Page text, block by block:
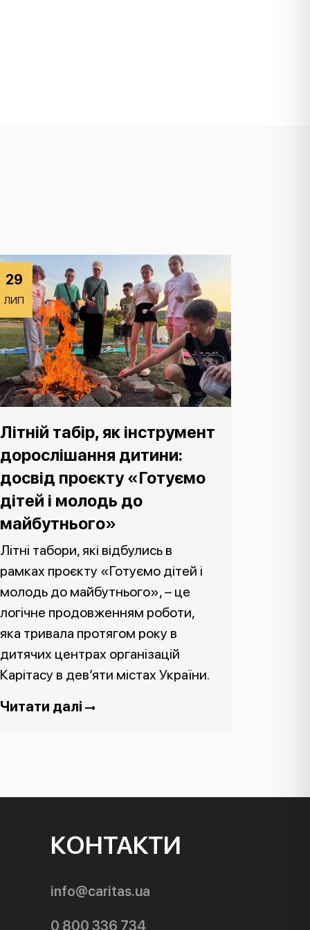
29
ЛИП
Літній табір, як інструмент
дорослішання дитини:
досвід проєкту «Готуємо
дітей і молодь до
майбутнього»
Літні табори, які відбулись в
рамках проєкту «Готуємо дітей і
молодь до майбутнього», – це
логічне продовженням роботи,
яка тривала протягом року в
дитячих центрах організацій
Карітасу в дев’яти містах України.
Читати далі
КОНТАКТИ
info@caritas.ua
0 800 336 734